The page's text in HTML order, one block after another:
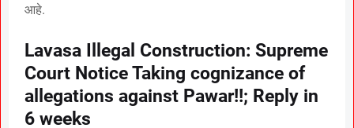
आहे.
Lavasa Illegal Construction: Supreme
Court Notice Taking cognizance of
allegations against Pawar!!; Reply in
6 weeks